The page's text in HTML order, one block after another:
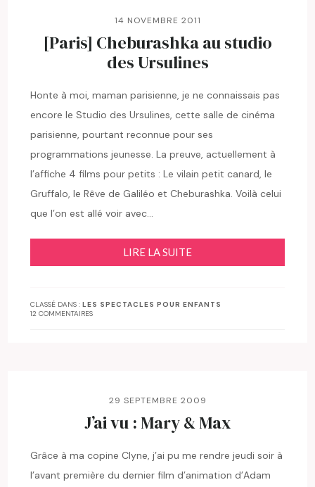
14 NOVEMBRE 2011
[Paris] Cheburashka au studio
des Ursulines
Honte à moi, maman parisienne, je ne connaissais pas
encore le Studio des Ursulines, cette salle de cinéma
parisienne, pourtant reconnue pour ses
programmations jeunesse. La preuve, actuellement à
l’affiche 4 films pour petits : Le vilain petit canard, le
Gruffalo, le Rêve de Galiléo et Cheburashka. Voilà celui
que l’on est allé voir avec…
LIRE LA SUITE
CLASSÉ DANS :LES SPECTACLES POUR ENFANTS
12 COMMENTAIRES
29 SEPTEMBRE 2009
J’ai vu : Mary & Max
Grâce à ma copine Clyne, j’ai pu me rendre jeudi soir à
l’avant première du dernier film d’animation d’Adam